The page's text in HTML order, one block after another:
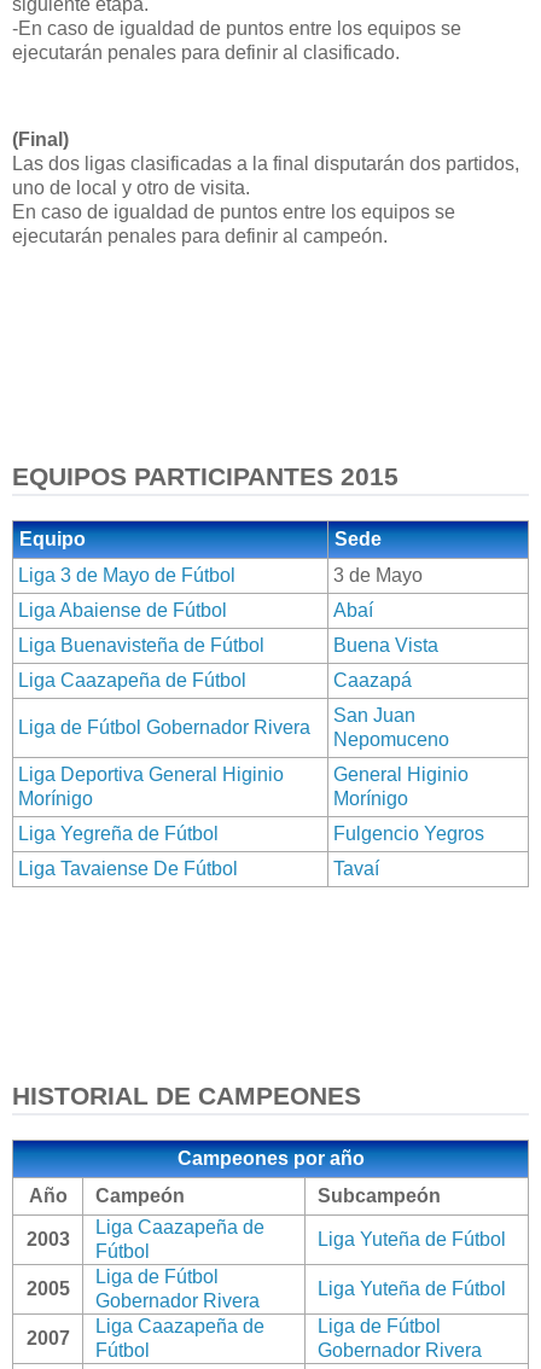
siguiente etapa.
-En caso de igualdad de puntos entre los equipos se
ejecutarán penales para definir al clasificado.
(Final)
Las dos ligas clasificadas a la final disputarán dos partidos,
uno de local y otro de visita.
En caso de igualdad de puntos entre los equipos se
ejecutarán penales para definir al campeón.
EQUIPOS PARTICIPANTES 2015
Equipo
Sede
Liga 3 de Mayo de Fútbol
3 de Mayo
Liga Abaiense de Fútbol
Abaí
Liga Buenavisteña de Fútbol
Buena Vista
Liga Caazapeña de Fútbol
Caazapá
Liga de Fútbol Gobernador Rivera
San Juan
Nepomuceno
Liga Deportiva General Higinio
Morínigo
General Higinio
Morínigo
Liga Yegreña de Fútbol
Fulgencio Yegros
Liga Tavaiense De Fútbol
Tavaí
HISTORIAL DE CAMPEONES
Campeones por año
Año
Campeón Subcampeón
2003
Liga Caazapeña de
Fútbol
Liga Yuteña de Fútbol
2005
Liga de Fútbol
Gobernador Rivera
Liga Yuteña de Fútbol
2007
Liga Caazapeña de
Fútbol
Liga de Fútbol
Gobernador Rivera